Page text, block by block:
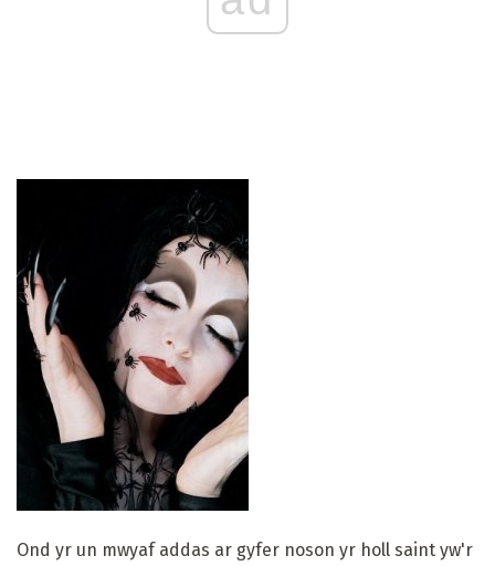
Ond yr un mwyaf addas ar gyfer noson yr holl saint yw'r